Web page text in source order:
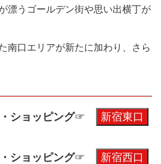
漂うゴールデン街や思い出横丁が
南口エリアが新たに加わり、さら
ショッピング☞
ショッピング☞